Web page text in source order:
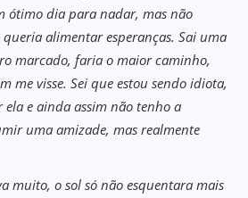
ótimo dia para nadar, mas não
alimentar esperanças. Sai uma
marcado, faria o maior caminho,
me visse. Sei que estou sendo idiota,
e ainda assim não tenho a
uma amizade, mas realmente
muito, o sol só não esquentara mais